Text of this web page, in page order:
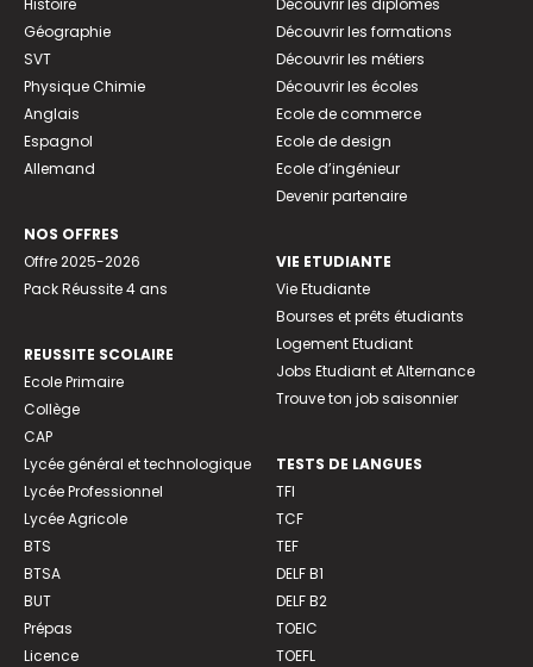
Histoire
Géographie
SVT
Physique Chimie
Anglais
Espagnol
Allemand
NOS OFFRES
Offre 2025-2026
Pack Réussite 4 ans
REUSSITE SCOLAIRE
Ecole Primaire
Collège
CAP
Lycée général et technologique
Lycée Professionnel
Lycée Agricole
BTS
BTSA
BUT
Prépas
Licence
Découvrir les diplômes
Découvrir les formations
Découvrir les métiers
Découvrir les écoles
Ecole de commerce
Ecole de design
Ecole d’ingénieur
Devenir partenaire
VIE ETUDIANTE
Vie Etudiante
Bourses et prêts étudiants
Logement Etudiant
Jobs Etudiant et Alternance
Trouve ton job saisonnier
TESTS DE LANGUES
TFI
TCF
TEF
DELF B1
DELF B2
TOEIC
TOEFL